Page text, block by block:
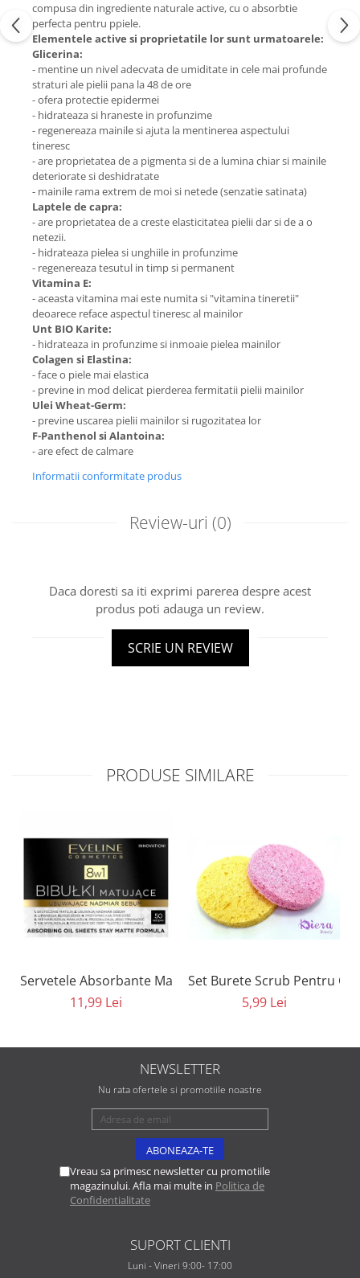
compusa din ingrediente naturale active, cu o absorbtie
perfecta pentru ppiele.
Elementele active si proprietatile lor sunt urmatoarele:
Glicerina:
- mentine un nivel adecvata de umiditate in cele mai profunde
straturi ale pielii pana la 48 de ore
- ofera protectie epidermei
- hidrateaza si hraneste in profunzime
- regenereaza mainile si ajuta la mentinerea aspectului
tineresc
- are proprietatea de a pigmenta si de a lumina chiar si mainile
deteriorate si deshidratate
- mainile rama extrem de moi si netede (senzatie satinata)
Laptele de capra:
- are proprietatea de a creste elasticitatea pielii dar si de a o
netezii.
- hidrateaza pielea si unghiile in profunzime
- regenereaza tesutul in timp si permanent
Vitamina E:
- aceasta vitamina mai este numita si "vitamina tineretii"
deoarece reface aspectul tineresc al mainilor
Unt BIO Karite:
- hidrateaza in profunzime si inmoaie pielea mainilor
Colagen si Elastina:
- face o piele mai elastica
- previne in mod delicat pierderea fermitatii pielii mainilor
Ulei Wheat-Germ:
- previne uscarea pielii mainilor si rugozitatea lor
F-Panthenol si Alantoina:
- are efect de calmare
Informatii conformitate produs
Review-uri (0)
Daca doresti sa iti exprimi parerea despre acest
produs poti adauga un review.
SCRIE UN REVIEW
PRODUSE SIMILARE
Servetele Absorbante Matifiante 8 in 1 Eveline
11,99 Lei
Set Burete Scrub Pentru
5,99 Lei
NEWSLETTER
Nu rata ofertele si promotiile noastre
Vreau sa primesc newsletter cu promotiile
magazinului. Afla mai multe in Politica de
Confidentialitate
SUPORT CLIENTI
Luni - Vineri 9:00- 17:00